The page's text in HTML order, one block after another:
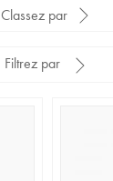
Classez par
Filtrez par